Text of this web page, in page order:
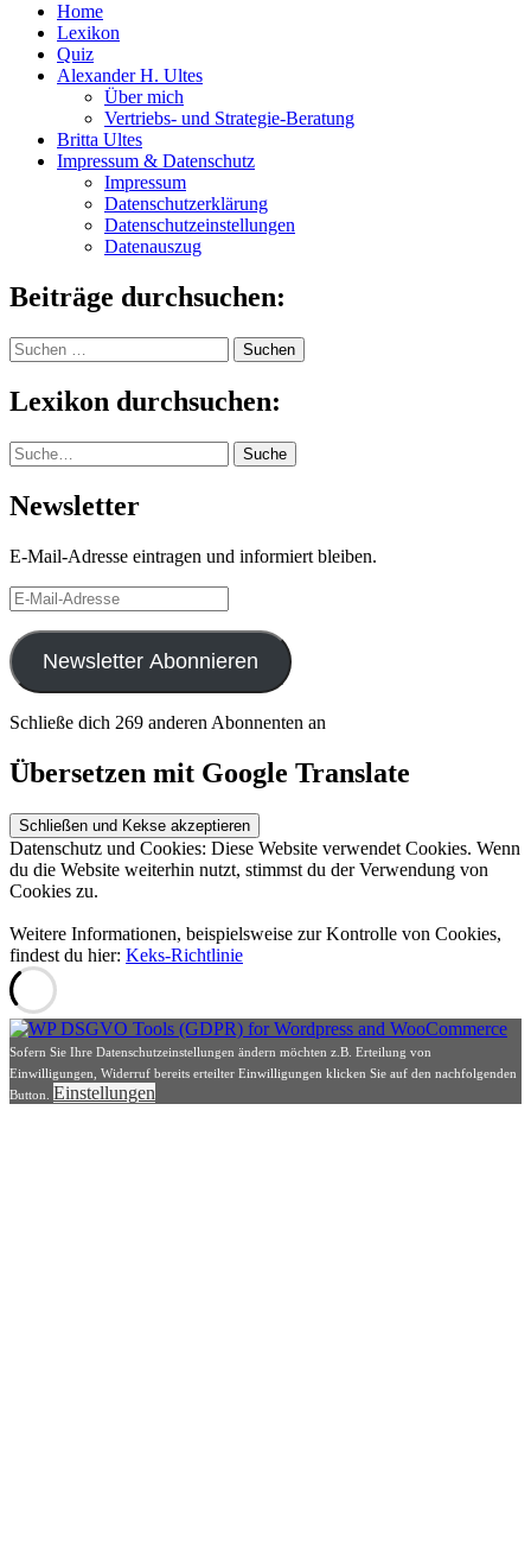
Home
Lexikon
Quiz
Alexander H. Ultes
Über mich
Vertriebs- und Strategie-Beratung
Britta Ultes
Impressum & Datenschutz
Impressum
Datenschutzerklärung
Datenschutzeinstellungen
Datenauszug
Beiträge durchsuchen:
Suchen
nach:
Lexikon durchsuchen:
Suche Suche
Newsletter
E-Mail-Adresse eintragen und informiert bleiben.
E-
Mail-
Adresse
Newsletter Abonnieren
Schließe dich 269 anderen Abonnenten an
Übersetzen mit Google Translate
Datenschutz und Cookies: Diese Website verwendet Cookies. Wenn
du die Website weiterhin nutzt, stimmst du der Verwendung von
Cookies zu.
Weitere Informationen, beispielsweise zur Kontrolle von Cookies,
findest du hier: Keks-Richtlinie
Sofern Sie Ihre Datenschutzeinstellungen ändern möchten z.B. Erteilung von
Einwilligungen, Widerruf bereits erteilter Einwilligungen klicken Sie auf den nachfolgenden
Button. Einstellungen